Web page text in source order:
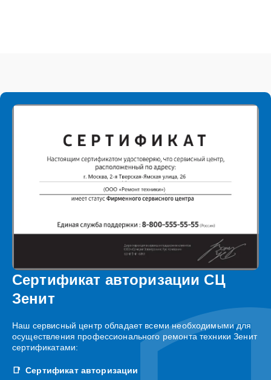
Сертификат авторизации СЦ
Зенит
Наш сервисный центр обладает всеми необходимыми для
осуществления профессионального ремонта техники Зенит
сертификатами:
Сертификат авторизации